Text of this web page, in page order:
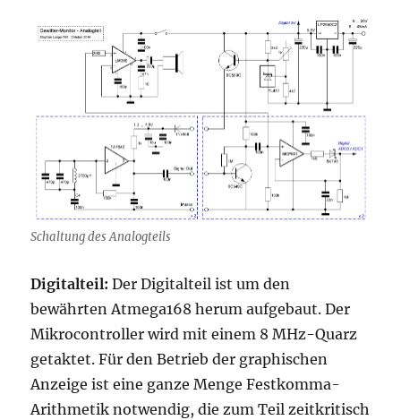
Schaltung des Analogteils
Digitalteil: Der Digitalteil ist um den
bewährten Atmega168 herum aufgebaut. Der
Mikrocontroller wird mit einem 8 MHz-Quarz
getaktet. Für den Betrieb der graphischen
Anzeige ist eine ganze Menge Festkomma-
Arithmetik notwendig, die zum Teil zeitkritisch